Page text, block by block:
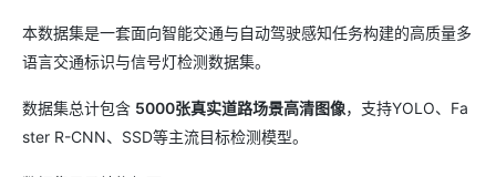
本数据集是一套面向智能交通与自动驾驶感知任务构建的高质量多
语言交通标识与信号灯检测数据集。
数据集总计包含 5000张真实道路场景高清图像，支持YOLO、Fa
ster R-CNN、SSD等主流目标检测模型。